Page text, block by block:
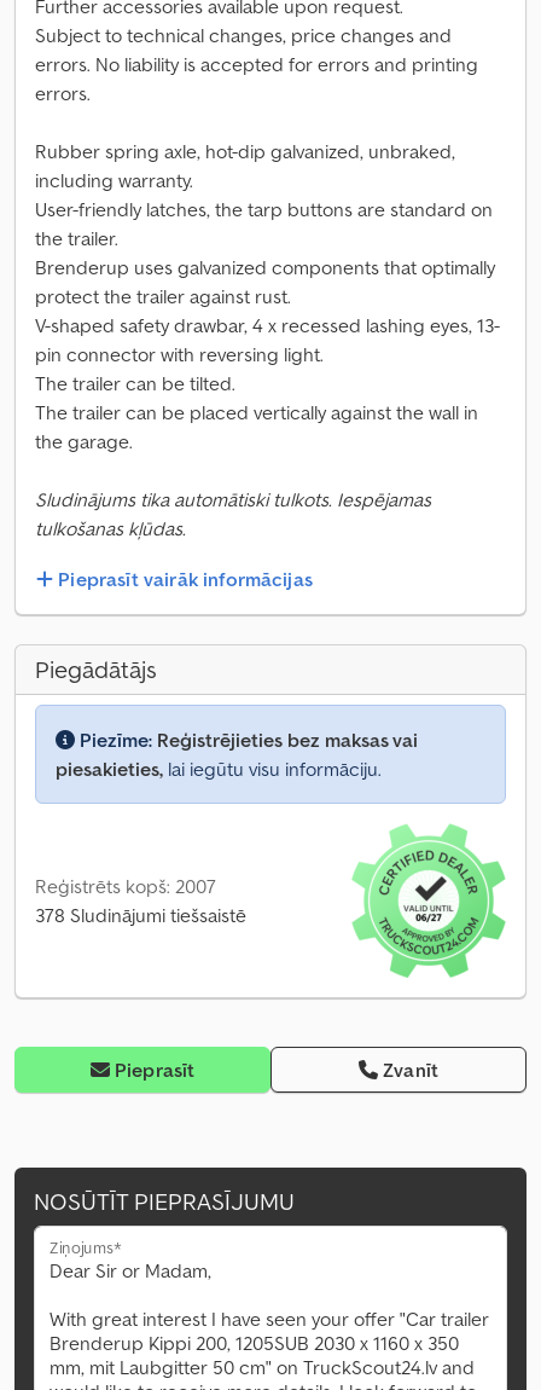
Further accessories available upon request.
Subject to technical changes, price changes and
errors. No liability is accepted for errors and printing
errors.
Rubber spring axle, hot-dip galvanized, unbraked,
including warranty.
User-friendly latches, the tarp buttons are standard on
the trailer.
Brenderup uses galvanized components that optimally
protect the trailer against rust.
V-shaped safety drawbar, 4 x recessed lashing eyes, 13-
pin connector with reversing light.
The trailer can be tilted.
The trailer can be placed vertically against the wall in
the garage.
Sludinājums tika automātiski tulkots. Iespējamas
tulkošanas kļūdas.
Pieprasīt vairāk informācijas
Piegādātājs
Piezīme: Reģistrējieties bez maksas vai
piesakieties, lai iegūtu visu informāciju.
Reģistrēts kopš: 2007
378 Sludinājumi tiešsaistē
Pieprasīt Zvanīt
NOSŪTĪT PIEPRASĪJUMU
Ziņojums*